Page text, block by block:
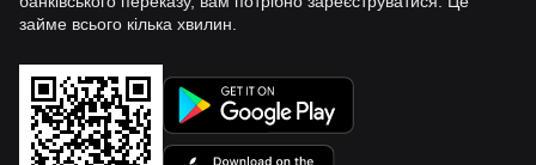
займе всього кілька хвилин.